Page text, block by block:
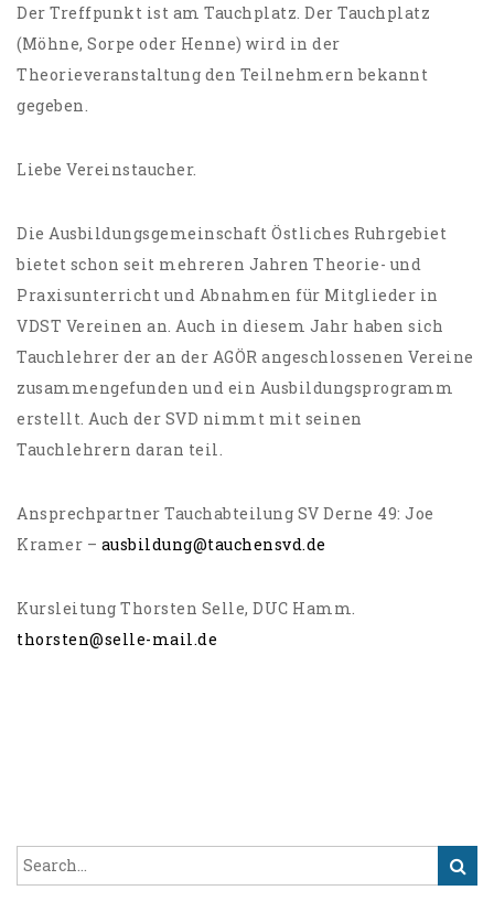
Der Treffpunkt ist am Tauchplatz. Der Tauchplatz
(Möhne, Sorpe oder Henne) wird in der
Theorieveranstaltung den Teilnehmern bekannt
gegeben.
Liebe Vereinstaucher.
Die Ausbildungsgemeinschaft Östliches Ruhrgebiet
bietet schon seit mehreren Jahren Theorie- und
Praxisunterricht und Abnahmen für Mitglieder in
VDST Vereinen an. Auch in diesem Jahr haben sich
Tauchlehrer der an der AGÖR angeschlossenen Vereine
zusammengefunden und ein Ausbildungsprogramm
erstellt. Auch der SVD nimmt mit seinen
Tauchlehrern daran teil.
Ansprechpartner Tauchabteilung SV Derne 49: Joe
Kramer – ausbildung@tauchensvd.de
Kursleitung Thorsten Selle, DUC Hamm.
thorsten@selle-mail.de